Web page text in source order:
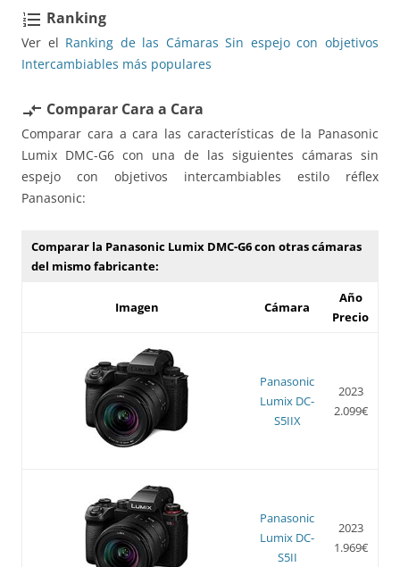
format_list_numbered Ranking
Ver el Ranking de las Cámaras Sin espejo con objetivos
Intercambiables más populares
compare_arrows Comparar Cara a Cara
Comparar cara a cara las características de la Panasonic
Lumix DMC-G6 con una de las siguientes cámaras sin
espejo con objetivos intercambiables estilo réflex
Panasonic:
Comparar la Panasonic Lumix DMC-G6 con otras cámaras
del mismo fabricante:
Imagen Cámara
Año
Precio
Panasonic
Lumix DC-
S5IIX
2023
2.099€
Panasonic
Lumix DC-
S5II
2023
1.969€